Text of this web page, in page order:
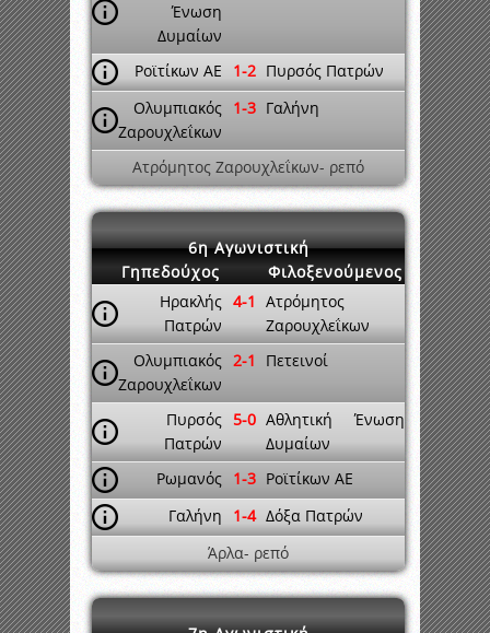
Ένωση
Δυμαίων
Ροϊτίκων ΑΕ 1-2 Πυρσός Πατρών
Ολυμπιακός
Ζαρουχλεΐκων
1-3 Γαλήνη
Ατρόμητος Ζαρουχλεΐκων- ρεπό
6η Αγωνιστική
Γηπεδούχος
Φιλοξενούμενος
Ηρακλής
Πατρών
4-1 Ατρόμητος
Ζαρουχλεΐκων
Ολυμπιακός
Ζαρουχλεΐκων
2-1 Πετεινοί
Πυρσός
Πατρών
5-0 Αθλητική Ένωση
Δυμαίων
Ρωμανός 1-3 Ροϊτίκων ΑΕ
Γαλήνη
1-4 Δόξα Πατρών
Άρλα- ρεπό